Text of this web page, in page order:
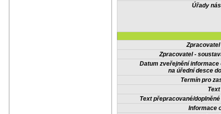
Úřady
Zpracovatel -
Datum zveřejnění informace
na úřední desce
Termín pro
Text přepracované/
Informace